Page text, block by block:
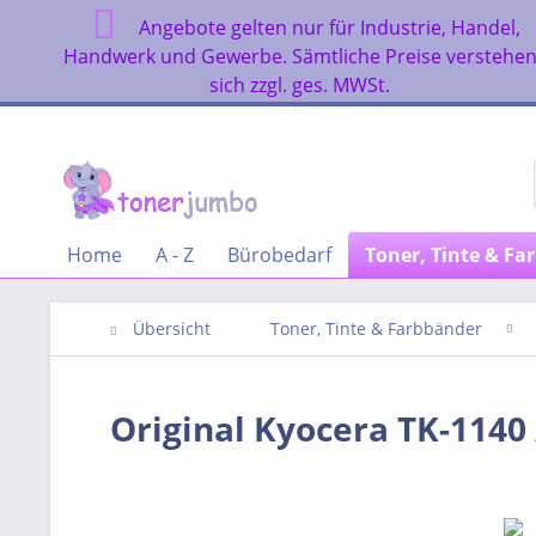
Angebote gelten nur für Industrie, Handel,
Handwerk und Gewerbe. Sämtliche Preise verstehen
sich zzgl. ges. MWSt.
Home A - Z Bürobedarf Toner, Tinte &
Übersicht Toner, Tinte & Farbbänder
Original Kyocera TK-